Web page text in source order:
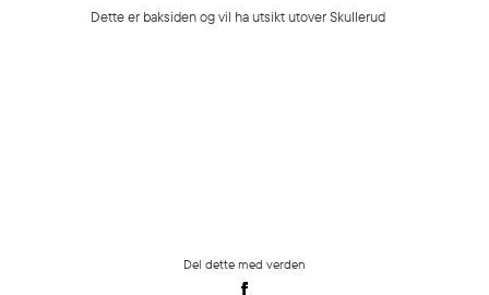
Dette er baksiden og vil ha utsikt utover Skullerud
Del dette med verden